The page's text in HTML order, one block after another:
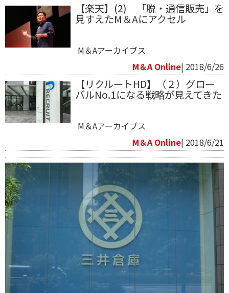
【楽天】(2) 「脱・通信販売」を
見すえたM＆Aにアクセル
M＆Aアーカイブス
M＆A Online| 2018/6/26
【リクルートHD】（２）グロー
バルNo.1になる戦略が見えてきた
M＆Aアーカイブス
M＆A Online| 2018/6/21